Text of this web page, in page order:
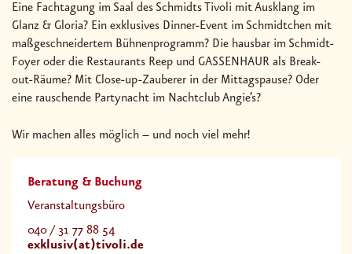
Eine Fachtagung im Saal des Schmidts Tivoli mit Ausklang im
Glanz & Gloria? Ein exklusives Dinner-Event im Schmidtchen mit
maßgeschneidertem Bühnenprogramm? Die hausbar im Schmidt-
Foyer oder die Restaurants Reep und GASSENHAUR als Break-
out-Räume? Mit Close-up-Zauberer in der Mittagspause? Oder
eine rauschende Partynacht im Nachtclub Angie’s?
Wir machen alles möglich – und noch viel mehr!
Beratung & Buchung
Veranstaltungsbüro
040 / 31 77 88 54
exklusiv(at)tivoli.de